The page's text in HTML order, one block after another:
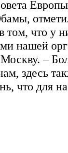
что у
нашей
Москву. –
здесь
что для